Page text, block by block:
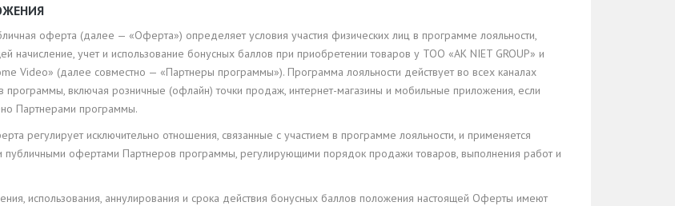
оферта (далее — «Оферта») определяет условия участия физических лиц в программе лояльности,
начисление, учет и использование бонусных баллов при приобретении товаров у ТОО «AK NIET GROUP» и
Video» (далее совместно — «Партнеры программы»). Программа лояльности действует во всех каналах
включая розничные (офлайн) точки продаж, интернет-магазины и мобильные приложения, если
Партнерами программы.
регулирует исключительно отношения, связанные с участием в программе лояльности, и применяется
публичными офертами Партнеров программы, регулирующими порядок продажи товаров, выполнения работ и
использования, аннулирования и срока действия бонусных баллов положения настоящей Оферты имеют